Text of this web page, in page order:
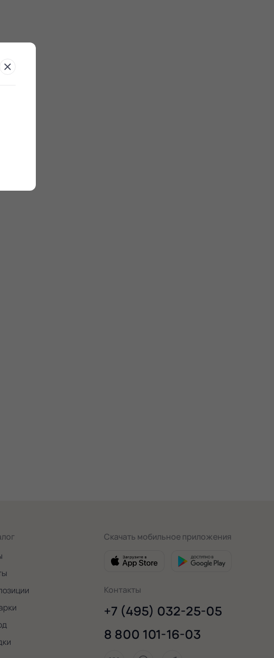
Скачать мобильное приложения
Контакты
+7 (495) 032-25-05
8 800 101-16-03